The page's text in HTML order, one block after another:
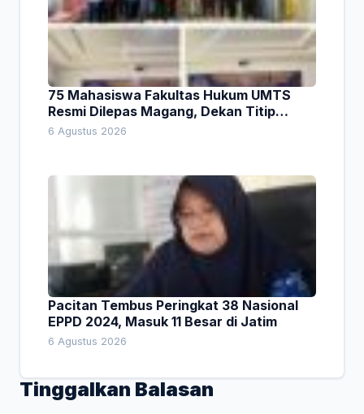
75 Mahasiswa Fakultas Hukum UMTS
Resmi Dilepas Magang, Dekan Titip
Empat Pesan Penting
6 Agustus 2026
Pacitan Tembus Peringkat 38 Nasional
EPPD 2024, Masuk 11 Besar di Jatim
6 Agustus 2026
Tinggalkan Balasan